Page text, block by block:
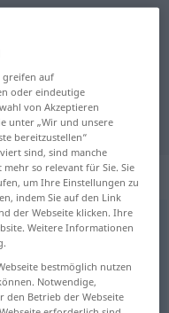
für
antippen)
greifen auf
oder eindeutige
von Akzeptieren
unter „Wir und unsere
bereitzustellen“
sind, sind manche
so relevant für Sie. Sie
um Ihre Einstellungen zu
indem Sie auf den Link
der Webseite klicken. Ihre
Weitere Informationen
bestmöglich nutzen
Notwendige,
den Betrieb der Webseite